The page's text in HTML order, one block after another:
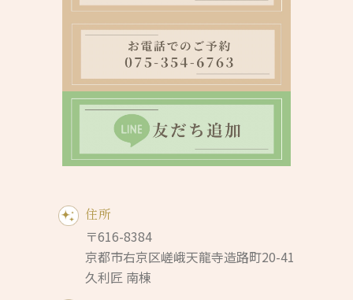
住所
〒616-8384
京都市右京区嵯峨天龍寺造路町20-41
久利匠 南棟